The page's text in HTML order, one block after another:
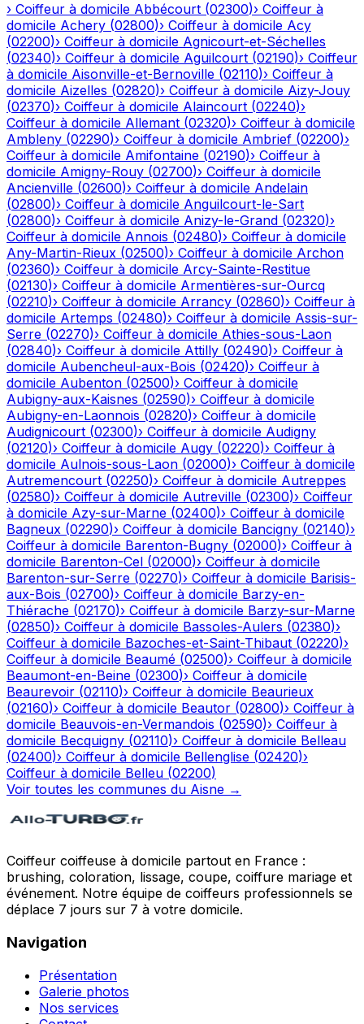
› Coiffeur à domicile Abbécourt (02300)› Coiffeur à
domicile Achery (02800)› Coiffeur à domicile Acy
(02200)› Coiffeur à domicile Agnicourt-et-Séchelles
(02340)› Coiffeur à domicile Aguilcourt (02190)› Coiffeur
à domicile Aisonville-et-Bernoville (02110)› Coiffeur à
domicile Aizelles (02820)› Coiffeur à domicile Aizy-Jouy
(02370)› Coiffeur à domicile Alaincourt (02240)›
Coiffeur à domicile Allemant (02320)› Coiffeur à domicile
Ambleny (02290)› Coiffeur à domicile Ambrief (02200)›
Coiffeur à domicile Amifontaine (02190)› Coiffeur à
domicile Amigny-Rouy (02700)› Coiffeur à domicile
Ancienville (02600)› Coiffeur à domicile Andelain
(02800)› Coiffeur à domicile Anguilcourt-le-Sart
(02800)› Coiffeur à domicile Anizy-le-Grand (02320)›
Coiffeur à domicile Annois (02480)› Coiffeur à domicile
Any-Martin-Rieux (02500)› Coiffeur à domicile Archon
(02360)› Coiffeur à domicile Arcy-Sainte-Restitue
(02130)› Coiffeur à domicile Armentières-sur-Ourcq
(02210)› Coiffeur à domicile Arrancy (02860)› Coiffeur à
domicile Artemps (02480)› Coiffeur à domicile Assis-sur-
Serre (02270)› Coiffeur à domicile Athies-sous-Laon
(02840)› Coiffeur à domicile Attilly (02490)› Coiffeur à
domicile Aubencheul-aux-Bois (02420)› Coiffeur à
domicile Aubenton (02500)› Coiffeur à domicile
Aubigny-aux-Kaisnes (02590)› Coiffeur à domicile
Aubigny-en-Laonnois (02820)› Coiffeur à domicile
Audignicourt (02300)› Coiffeur à domicile Audigny
(02120)› Coiffeur à domicile Augy (02220)› Coiffeur à
domicile Aulnois-sous-Laon (02000)› Coiffeur à domicile
Autremencourt (02250)› Coiffeur à domicile Autreppes
(02580)› Coiffeur à domicile Autreville (02300)› Coiffeur
à domicile Azy-sur-Marne (02400)› Coiffeur à domicile
Bagneux (02290)› Coiffeur à domicile Bancigny (02140)›
Coiffeur à domicile Barenton-Bugny (02000)› Coiffeur à
domicile Barenton-Cel (02000)› Coiffeur à domicile
Barenton-sur-Serre (02270)› Coiffeur à domicile Barisis-
aux-Bois (02700)› Coiffeur à domicile Barzy-en-
Thiérache (02170)› Coiffeur à domicile Barzy-sur-Marne
(02850)› Coiffeur à domicile Bassoles-Aulers (02380)›
Coiffeur à domicile Bazoches-et-Saint-Thibaut (02220)›
Coiffeur à domicile Beaumé (02500)› Coiffeur à domicile
Beaumont-en-Beine (02300)› Coiffeur à domicile
Beaurevoir (02110)› Coiffeur à domicile Beaurieux
(02160)› Coiffeur à domicile Beautor (02800)› Coiffeur à
domicile Beauvois-en-Vermandois (02590)› Coiffeur à
domicile Becquigny (02110)› Coiffeur à domicile Belleau
(02400)› Coiffeur à domicile Bellenglise (02420)›
Coiffeur à domicile Belleu (02200)
Voir toutes les communes du Aisne →
Coiffeur coiffeuse à domicile partout en France :
brushing, coloration, lissage, coupe, coiffure mariage et
événement. Notre équipe de coiffeurs professionnels se
déplace 7 jours sur 7 à votre domicile.
Navigation
Présentation
Galerie photos
Nos services